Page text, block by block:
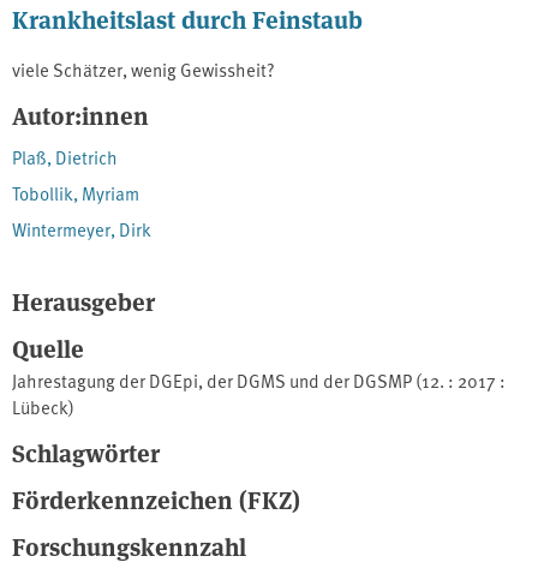
Krankheitslast durch Feinstaub
viele Schätzer, wenig Gewissheit?
Autor:innen
Plaß, Dietrich
Tobollik, Myriam
Wintermeyer, Dirk
Herausgeber
Quelle
Jahrestagung der DGEpi, der DGMS und der DGSMP (12. : 2017 :
Lübeck)
Schlagwörter
Förderkennzeichen (FKZ)
Forschungskennzahl